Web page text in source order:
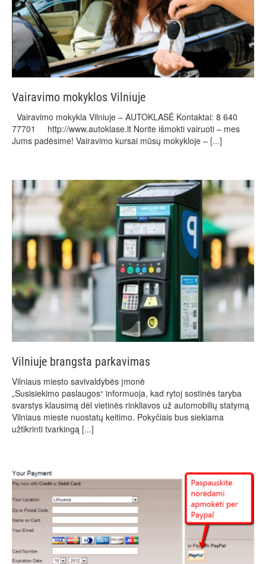
Vairavimo mokyklos Vilniuje
Vairavimo mokykla Vilniuje – AUTOKLASĖ Kontaktai: 8 640
77701 http://www.autoklase.lt Norite išmokti vairuoti – mes
Jums padėsime! Vairavimo kursai mūsų mokykloje – [...]
Vilniuje brangsta parkavimas
Vilniaus miesto savivaldybės įmonė
„Susisiekimo paslaugos“ informuoja, kad rytoj sostinės taryba
svarstys klausimą dėl vietinės rinkliavos už automobilių statymą
Vilniaus mieste nuostatų keitimo. Pokyčiais bus siekiama
užtikrinti tvarkingą [...]